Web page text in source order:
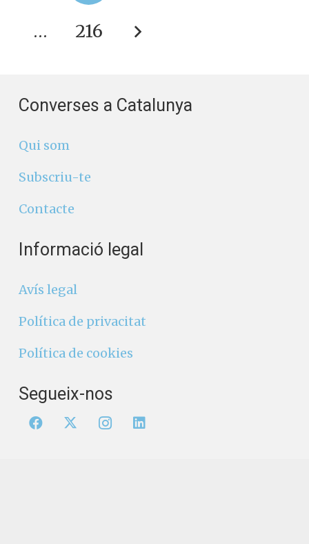
… 216
Converses a Catalunya
Qui som
Subscriu-te
Contacte
Informació legal
Avís legal
Política de privacitat
Política de cookies
Segueix-nos